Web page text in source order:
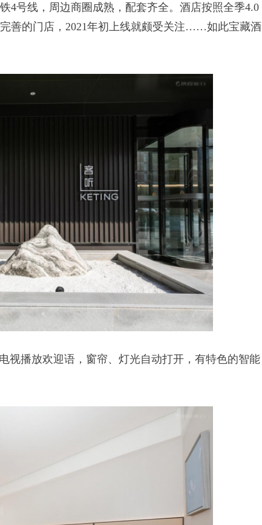
4号线，周边商圈成熟，配套齐全。酒店按照全季4.0
善的门店，2021年初上线就颇受关注……如此宝藏酒
播放欢迎语，窗帘、灯光自动打开，有特色的智能